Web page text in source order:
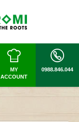
MY
ACCOUNT
0988.846.044